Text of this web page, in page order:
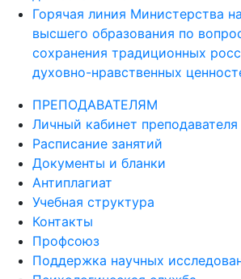
Горячая линия Министерства
высшего образования по
сохранения традиционных
духовно-нравственных
ПРЕПОДАВАТЕЛЯМ
Личный кабинет преподавателя
Расписание занятий
Документы и бланки
Антиплагиат
Учебная структура
Контакты
Профсоюз
Поддержка научных